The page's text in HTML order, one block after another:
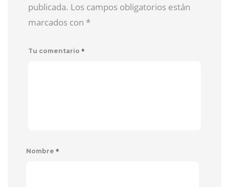
publicada. Los campos obligatorios están
marcados con *
Tu comentario *
Nombre *